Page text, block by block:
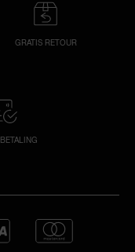
GRATIS RETOUR